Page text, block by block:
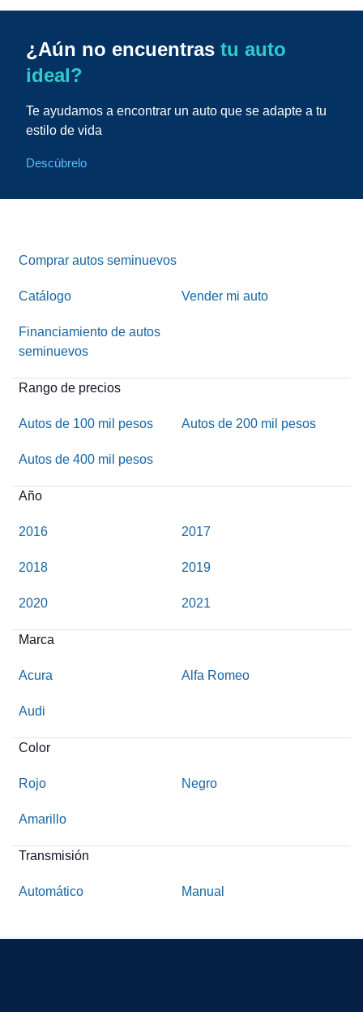
¿Aún no encuentras tu auto
ideal?
Te ayudamos a encontrar un auto que se adapte a tu
estilo de vida
Descúbrelo
Comprar autos seminuevos
Catálogo Vender mi auto
Financiamiento de autos
seminuevos
Rango de precios
Autos de 100 mil pesos Autos de 200 mil pesos
Autos de 400 mil pesos
Año
2016 2017
2018 2019
2020 2021
Marca
Acura Alfa Romeo
Audi
Color
Rojo Negro
Amarillo
Transmisión
Automático Manual